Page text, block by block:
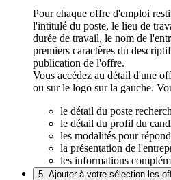
Pour chaque offre d'emploi
l'intitulé du poste, le lieu de
durée de travail, le nom de
premiers caractères du
publication de l'offre.
Vous accédez au détail d'une
ou sur le logo sur la gauche.
le détail du poste
le détail du profil du
les modalités pour
la présentation de
les informations
5. Ajouter à votre sélection les